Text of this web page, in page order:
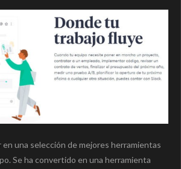
una selección de mejores herramientas
Se ha convertido en una herramienta